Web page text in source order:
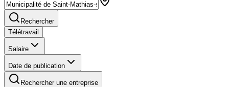
Rechercher
Télétravail
Salaire
Date de publication
Rechercher une entreprise